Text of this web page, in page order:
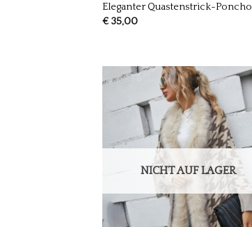
Eleganter Quastenstrick-Poncho
€35,00
NICHT AUF LAGER